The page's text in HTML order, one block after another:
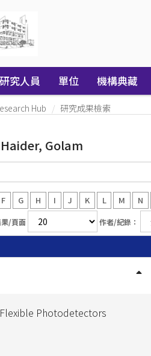
研究人員 單位 機構典藏
Hub 研究成果檢索
Haider, Golam
F G H I J K L M N
/頁面 作者/紀錄：
Photodetectors